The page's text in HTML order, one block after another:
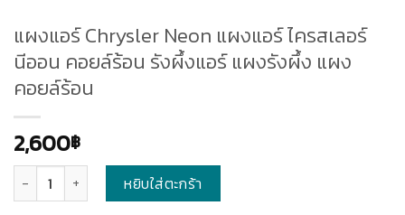
แผงแอร์ Chrysler Neon แผงแอร์ ไครสเลอร์
นีออน คอยล์ร้อน รังผึ้งแอร์ แผงรังผึ้ง แผง
คอยล์ร้อน
2,600฿
หยิบใส่ตะกร้า